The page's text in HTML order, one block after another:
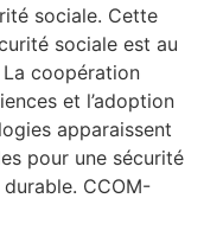
sociale. Cette
sociale est au
coopération
et l’adoption
apparaissent
pour une sécurité
CCOM-